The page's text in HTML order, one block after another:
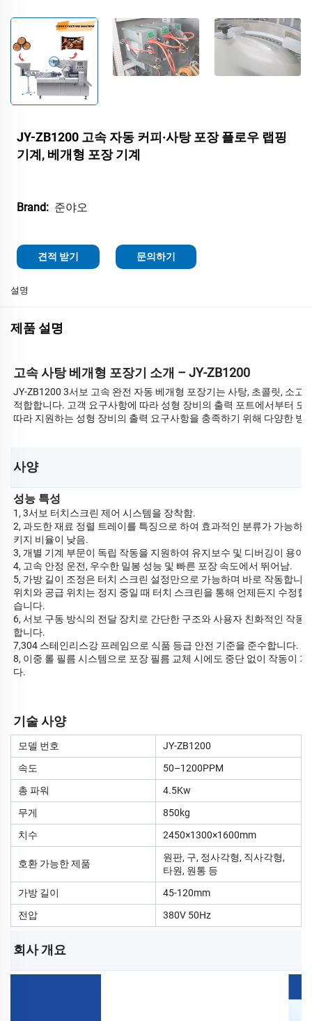
JY-ZB1200 고속 자동 커피·사탕 포장 플로우 랩핑
기계, 베개형 포장 기계
Brand: 준야오
견적 받기 문의하기
설명
제품 설명
고속 사탕 베개형 포장기 소개 – JY-ZB1200
JY-ZB1200 3서보 고속 완전 자동 베개형 포장기는 사탕, 초콜릿, 소
적합합니다. 고객 요구사항에 따라 성형 장비의 출력 포트에서부터
따라 지원하는 성형 장비의 출력 요구사항을 충족하기 위해 다양한 방
사양
성능 특성
1, 3서보 터치스크린 제어 시스템을 장착함.
2, 과도한 재료 정렬 트레이를 특징으로 하여 효과적인 분류가 가능하
키지 비율이 낮음.
3, 개별 기계 부문이 독립 작동을 지원하여 유지보수 및 디버깅이 용이
4, 고속 안정 운전, 우수한 밀봉 성능 및 빠른 포장 속도에서 뛰어남.
5, 가방 길이 조정은 터치 스크린 설정만으로 가능하며 바로 작동합니
위치와 공급 위치는 정지 중일 때 터치 스크린을 통해 언제든지 수정할
습니다.
6, 서보 구동 방식의 전달 장치로 간단한 구조와 사용자 친화적인 작동
합니다.
7,304 스테인리스강 프레임으로 식품 등급 안전 기준을 준수합니다.
8, 이중 롤 필름 시스템으로 포장 필름 교체 시에도 중단 없이 작동이
다.
기술 사양
모델 번호
JY-ZB1200
속도
50–1200PPM
총 파워
4.5Kw
무게
850kg
치수
2450×1300×1600mm
호환 가능한 제품
원판, 구, 정사각형, 직사각형,
타원, 원통 등
가방 길이
45-120mm
전압
380V 50Hz
회사 개요